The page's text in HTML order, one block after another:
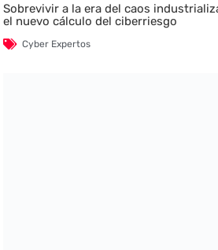
Sobrevivir a la era del caos
el nuevo cálculo del ciberriesgo
Cyber Expertos